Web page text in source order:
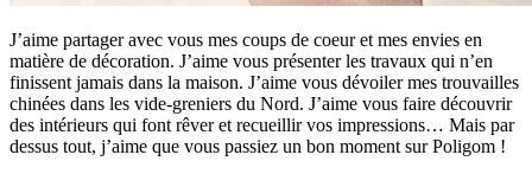
J’aime partager avec vous mes coups de coeur et mes envies en
matière de décoration. J’aime vous présenter les travaux qui n’en
finissent jamais dans la maison. J’aime vous dévoiler mes trouvailles
chinées dans les vide-greniers du Nord. J’aime vous faire découvrir
des intérieurs qui font rêver et recueillir vos impressions… Mais par
dessus tout, j’aime que vous passiez un bon moment sur Poligom !